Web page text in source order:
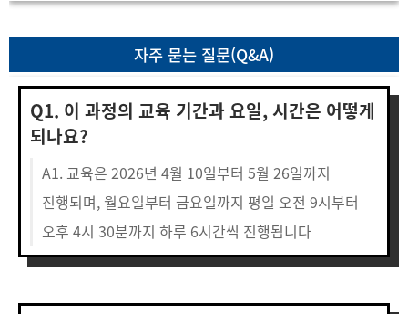
자주 묻는 질문(Q&A)
Q1. 이 과정의 교육 기간과 요일, 시간은 어떻게
되나요?
A1. 교육은 2026년 4월 10일부터 5월 26일까지
진행되며, 월요일부터 금요일까지 평일 오전 9시부터
오후 4시 30분까지 하루 6시간씩 진행됩니다